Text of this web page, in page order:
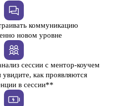
коммуникацию
новом уровне
сессии с ментор-коучем
как проявляются
в сессии**